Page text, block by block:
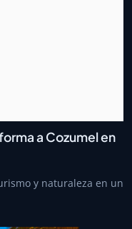
a Cozumel en
y naturaleza en un